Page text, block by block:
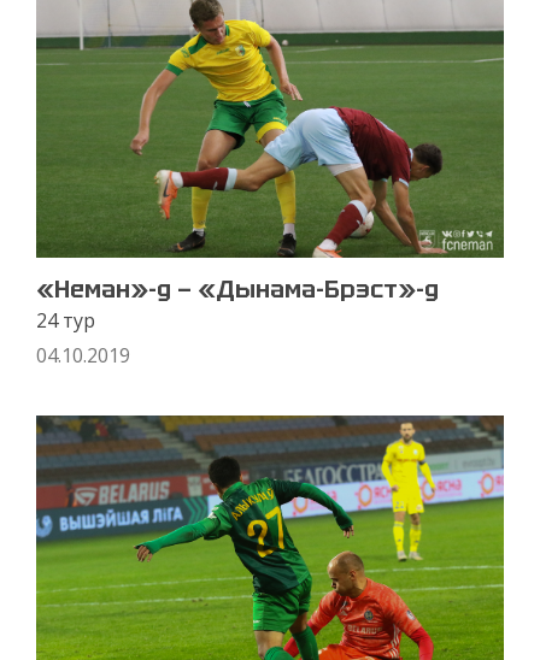
«Неман»-д — «Дынама-Брэст»-д
24 тур
04.10.2019